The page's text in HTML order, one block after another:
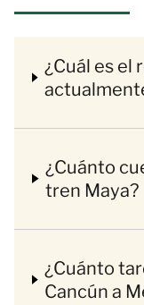
¿Cuál es el
¿Cuánto
tren Maya?
¿Cuánto
Cancún a